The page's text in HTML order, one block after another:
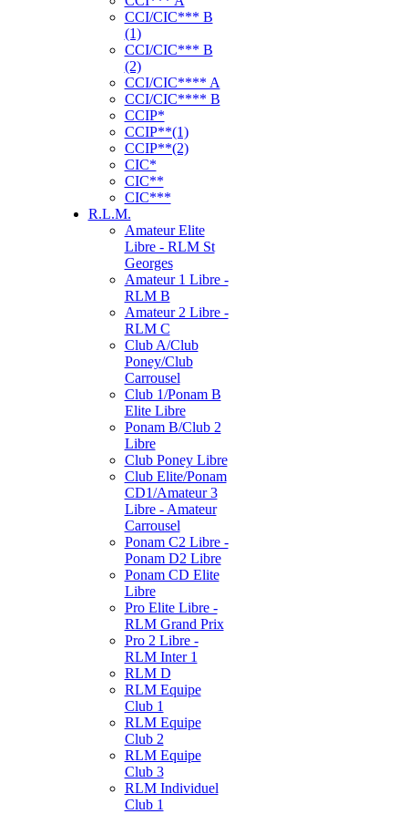
CCI/CIC*** B
(1)
CCI/CIC*** B
(2)
CCI/CIC**** A
CCI/CIC**** B
CCIP*
CCIP**(1)
CCIP**(2)
CIC*
CIC**
CIC***
R.L.M.
Amateur Elite
Libre - RLM St
Georges
Amateur 1 Libre -
RLM B
Amateur 2 Libre -
RLM C
Club A/Club
Poney/Club
Carrousel
Club 1/Ponam B
Elite Libre
Ponam B/Club 2
Libre
Club Poney Libre
Club Elite/Ponam
CD1/Amateur 3
Libre - Amateur
Carrousel
Ponam C2 Libre -
Ponam D2 Libre
Ponam CD Elite
Libre
Pro Elite Libre -
RLM Grand Prix
Pro 2 Libre -
RLM Inter 1
RLM D
RLM Equipe
Club 1
RLM Equipe
Club 2
RLM Equipe
Club 3
RLM Individuel
Club 1